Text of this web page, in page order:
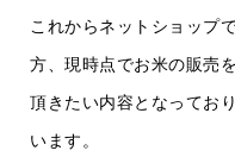
これからネットショップ
方、現時点でお米の販売
頂きたい内容となってお
います。